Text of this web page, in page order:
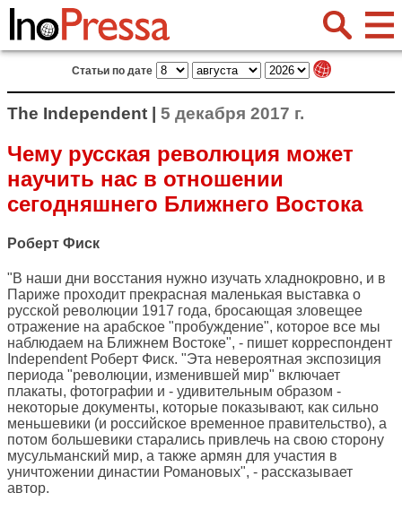
Статьи по дате
The Independent | 5 декабря 2017 г.
Чему русская революция может
научить нас в отношении
сегодняшнего Ближнего Востока
Роберт Фиск
"В наши дни восстания нужно изучать хладнокровно, и в
Париже проходит прекрасная маленькая выставка о
русской революции 1917 года, бросающая зловещее
отражение на арабское "пробуждение", которое все мы
наблюдаем на Ближнем Востоке", - пишет корреспондент
IndependentРоберт Фиск. "Эта невероятная экспозиция
периода "революции, изменившей мир" включает
плакаты, фотографии и - удивительным образом -
некоторые документы, которые показывают, как сильно
меньшевики (и российское временное правительство), а
потом большевики старались привлечь на свою сторону
мусульманский мир, а также армян для участия в
уничтожении династии Романовых", - рассказывает
автор.